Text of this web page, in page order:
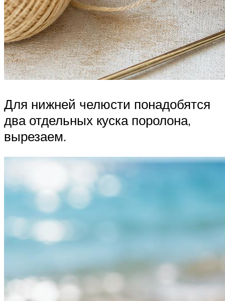
Для нижней челюсти понадобятся
два отдельных куска поролона,
вырезаем.